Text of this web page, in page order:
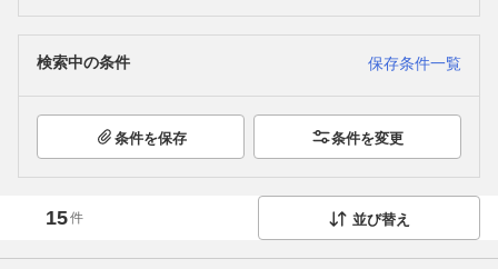
検索中の条件 保存条件一覧
条件を保存 条件を変更
15件 並び替え